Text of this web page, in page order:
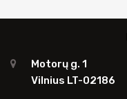
Motorų g. 1
Vilnius LT-02186